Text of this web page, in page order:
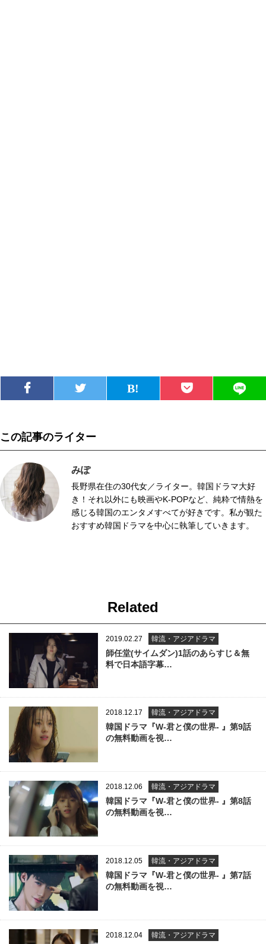
この記事のライター
みぽ
長野県在住の30代女／ライター。韓国ドラマ大好
き！それ以外にも映画やK-POPなど、純粋で情熱を
感じる韓国のエンタメすべてが好きです。私が観た
おすすめ韓国ドラマを中心に執筆していきます。
Related
2019.02.27 韓流・アジアドラマ
師任堂(サイムダン)1話のあらすじ＆無
料で日本語字幕…
2018.12.17 韓流・アジアドラマ
韓国ドラマ『W-君と僕の世界- 』第9話
の無料動画を視…
2018.12.06 韓流・アジアドラマ
韓国ドラマ『W-君と僕の世界- 』第8話
の無料動画を視…
2018.12.05 韓流・アジアドラマ
韓国ドラマ『W-君と僕の世界- 』第7話
の無料動画を視…
2018.12.04 韓流・アジアドラマ